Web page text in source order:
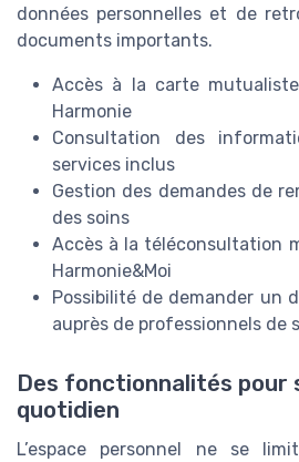
données personnelles et de
documents importants.
Accès à la carte
Harmonie
Consultation des
services inclus
Gestion des demandes de
des soins
Accès à la téléconsultation
Harmonie&Moi
Possibilité de demander un
auprès de professionnels de
Des fonctionnalités pour
quotidien
L’espace personnel ne se